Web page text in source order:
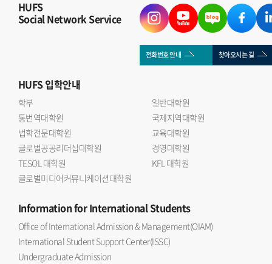
HUFS
Social Network Service
전화번호 안내 찾아오시는 길
HUFS입학안내
학부
일반대학원
통번역대학원
국제지역대학원
법학전문대학원
교육대학원
글로벌공공리더십대학원
경영대학원
TESOL 대학원
KFL 대학원
글로벌미디어커뮤니케이션대학원
Informationfor International Students
Office of International Admission & Management(OIAM)
International Student Support Center(ISSC)
Undergraduate Admission